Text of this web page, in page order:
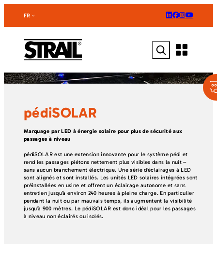
FR
Rechercher
pédiSOLAR
Marquage par LED à énergie solaire pour plus de sécurité aux
passages à niveau
pédiSOLAR est une extension innovante pour le système pédi et
rend les passages piétons nettement plus visibles dans la nuit –
sans aucun branchement électrique. Une série d’éclairages à LED
sont alignés et sont installés. Les unités LED solaires intégrées sont
préinstallées en usine et offrent un éclairage autonome et sans
entretien jusqu’à environ 240 heures à pleine charge. En particulier
pendant la nuit ou par mauvais temps, ils augmentent la visibilité
jusqu’à 900 mètres. Le pédiSOLAR est donc idéal pour les passages
à niveau non éclairés ou isolés.